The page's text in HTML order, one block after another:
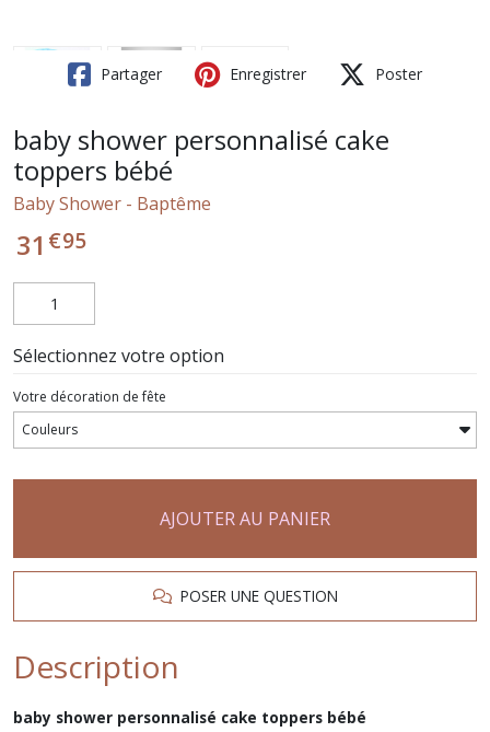
Partager Enregistrer Poster
baby shower personnalisé cake
toppers bébé
Baby Shower - Baptême
31 €95
Sélectionnez votre option
Votre décoration de fête
AJOUTER AU PANIER
POSER UNE QUESTION
Description
baby shower personnalisé cake toppers bébé